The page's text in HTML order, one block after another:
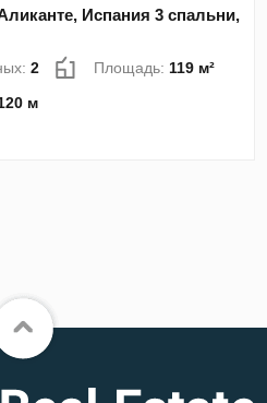
Испания 3 спальни,
2 Площадь: 119 м²
м